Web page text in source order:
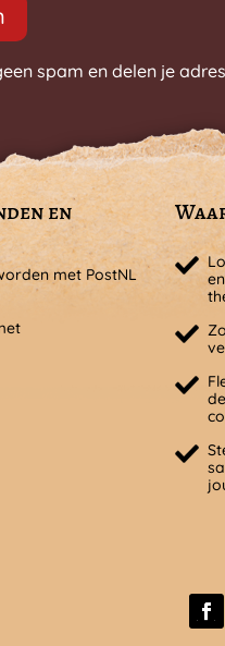
spam en delen je
en
met PostNL